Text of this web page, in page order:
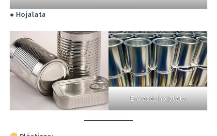
● Hojalata
Envases hojalata